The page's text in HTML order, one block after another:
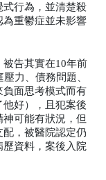
式行為，並清楚殺
為重鬱症並未影響
告其實在10年前
力、債務問題、
面思考模式而有
好），且犯案後
可能有狀況，但
，被醫院認定仍
歷資料，案後入院